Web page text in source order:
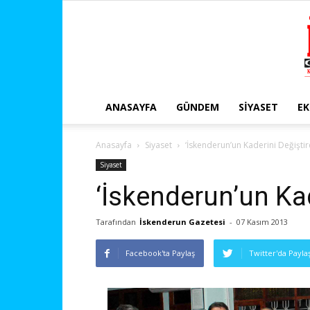
ANASAYFA GÜNDEM SIYASET
Anasayfa Siyaset ‘İskenderun’un Kaderini
Siyaset
‘İskenderun’un
Tarafından İskenderun Gazetesi - 07 Kasım 2013
Facebook'ta Paylaş Twitter'da